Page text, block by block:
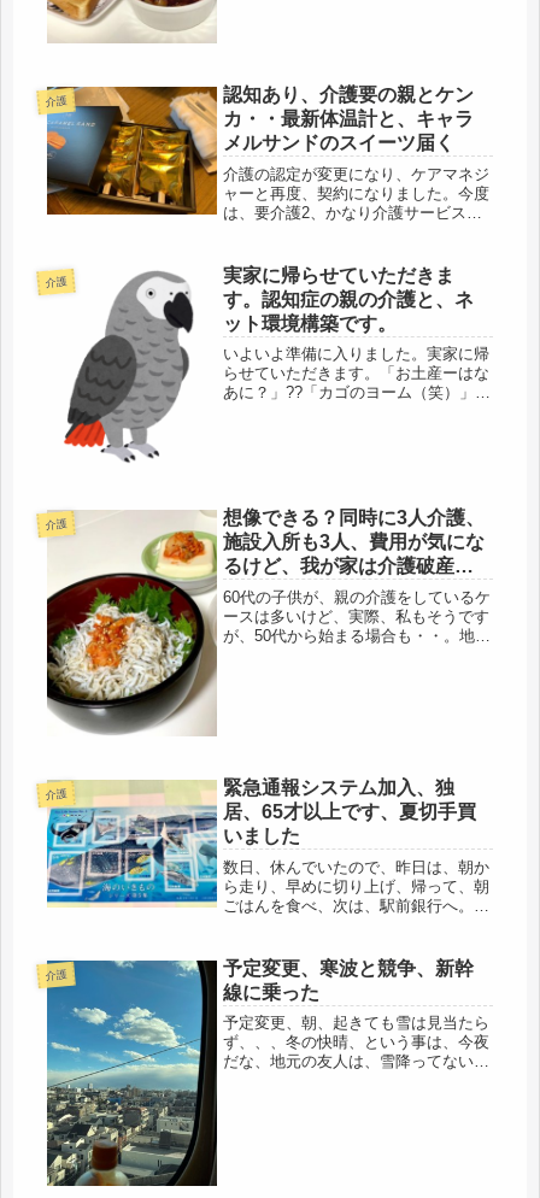
介護
認知あり、介護要の親とケン
カ・・最新体温計と、キャラ
メルサンドのスイーツ届く
介護の認定が変更になり、ケアマネジ
ャーと再度、契約になりました。今度
は、要介護2、かなり介護サービスの
昨日も、「よかった」と言ってたはず
の、新しいデイサービス、次々、理由
を...
介護
実家に帰らせていただきま
す。認知症の親の介護と、ネ
ット環境構築です。
いよいよ準備に入りました。実家に帰
らせていただきます。「お土産ーはな
あに？」??「カゴのヨーム（笑）」??
介護
想像できる？同時に3人介護、
施設入所も3人、費用が気にな
るけど、我が家は介護破産だ
ね。
60代の子供が、親の介護をしているケ
ースは多いけど、実際、私もそうです
が、50代から始まる場合も・・。地
介護
緊急通報システム加入、独
居、65才以上です、夏切手買
いました
数日、休んでいたので、昨日は、朝か
ら走り、早めに切り上げ、帰って、朝
ごはんを食べ、次は、駅前銀行へ。銀
いだけなのですが。銀行に行くつもり
が、切手を買うついでに、空いていた
の...
介護
予定変更、寒波と競争、新幹
線に乗った
予定変更、朝、起きても雪は見当たら
ず、、、冬の快晴、という事は、今夜
だな、地元の友人は、雪降ってないけ